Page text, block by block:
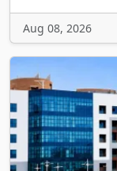
Aug 08, 2026